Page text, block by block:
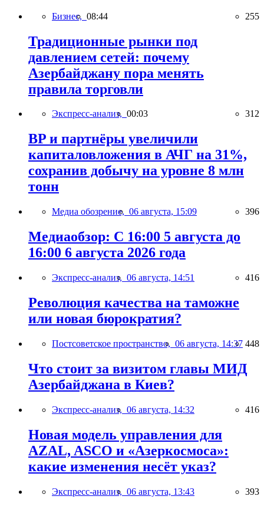
Бизнес, 08:44 255
Традиционные рынки под
давлением сетей: почему
Азербайджану пора менять
правила торговли
Экспресс-анализ, 00:03 312
BP и партнёры увеличили
капиталовложения в АЧГ на 31%,
сохранив добычу на уровне 8 млн
тонн
Медиа обозрение, 06 августа, 15:09 396
Медиаобзор: С 16:00 5 августа до
16:00 6 августа 2026 года
Экспресс-анализ, 06 августа, 14:51 416
Революция качества на таможне
или новая бюрократия?
Постсоветское пространство, 06 августа, 14:37 448
Что стоит за визитом главы МИД
Азербайджана в Киев?
Экспресс-анализ, 06 августа, 14:32 416
Новая модель управления для
AZAL, ASCO и «Азеркосмоса»:
какие изменения несёт указ?
Экспресс-анализ, 06 августа, 13:43 393